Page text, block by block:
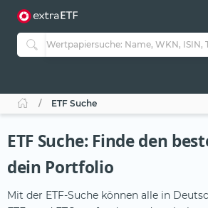
ETF-Guide 2.0
Guide Aktive ETFs
ETF-Sparpläne
ETF Suche
ETF Suche: Finde den
dein Portfolio
Mit der ETF-Suche können alle in